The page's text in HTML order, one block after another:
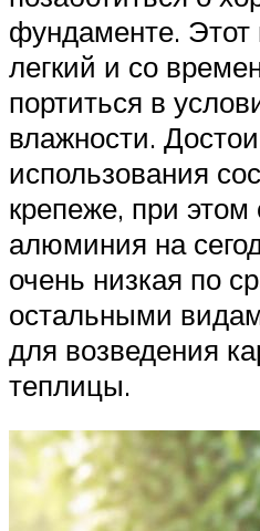
фундаменте. Этот
легкий и со
портиться в
влажности.
использования
крепеже, при этом
алюминия на
очень низкая по
остальными
для возведения
теплицы.